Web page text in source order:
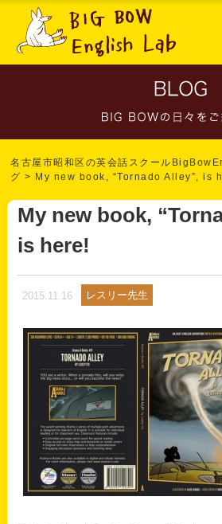
名古屋市昭和区の英会話スクール
グ > My new book, “Tornado Alley”, is
My new book,
is here!
2015.11.16 レスリー先生